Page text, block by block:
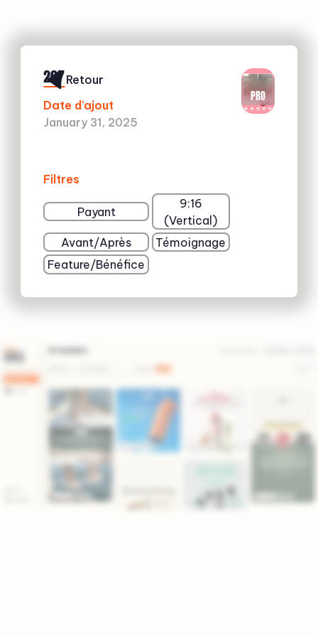
207
Date d'ajout
January 31, 2025
Filtres
Payant
9:16
(Vertical)
Avant/Après
Témoignage
Feature/Bénéfice
PRO
Retour